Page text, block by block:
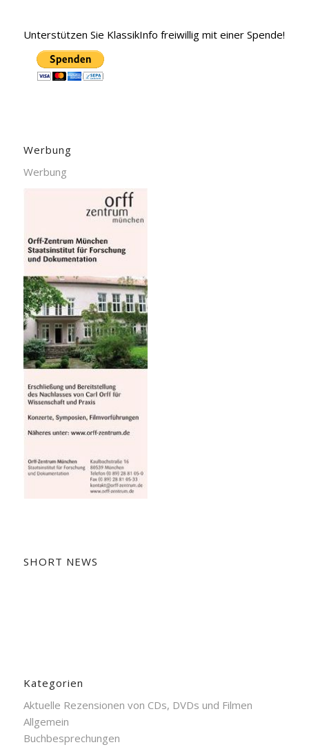
Unterstützen Sie KlassikInfo freiwillig mit einer Spende!
Werbung
Werbung
SHORT NEWS
Kategorien
Aktuelle Rezensionen von CDs, DVDs und Filmen
Allgemein
Buchbesprechungen